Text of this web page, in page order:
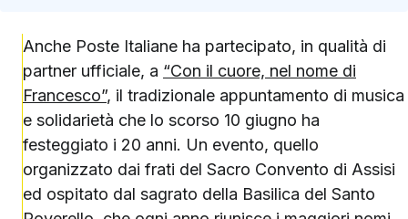
Anche Poste Italiane ha partecipato, in qualità di
partner ufficiale, a “Con il cuore, nel nome di
Francesco”, il tradizionale appuntamento di musica
e solidarietà che lo scorso 10 giugno ha
festeggiato i 20 anni. Un evento, quello
organizzato dai frati del Sacro Convento di Assisi
ed ospitato dal sagrato della Basilica del Santo